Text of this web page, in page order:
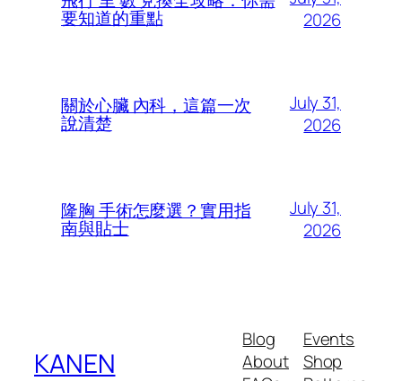
要知道的重點
2026
關於心臟 內科，這篇一次
說清楚
July 31,
2026
隆胸 手術怎麼選？實用指
南與貼士
July 31,
2026
KANEN
Blog
About
Events
Shop